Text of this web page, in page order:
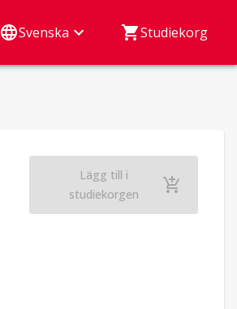
Svenska Studiekorg
Lägg till i
studiekorgen
Hälsofrämjande